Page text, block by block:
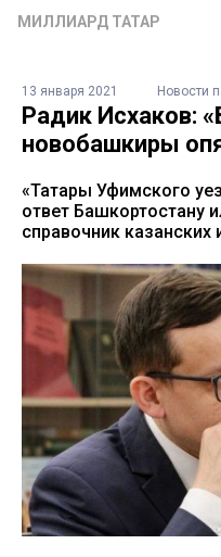
МИЛЛИАРД ТАТАР
13 января 2021 Новости
Радик Исхаков:
новобашкиры
«Татары Уфимского
ответ Башкортостану
справочник казанских